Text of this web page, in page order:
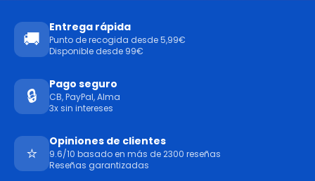
🚚
Entrega rápida
Punto de recogida desde 5,99€
Disponible desde 99€
🔒
Pago seguro
CB, PayPal, Alma
3x sin intereses
⭐
Opiniones de clientes
9.6/10 basado en más de 2300 reseñas
Reseñas garantizadas